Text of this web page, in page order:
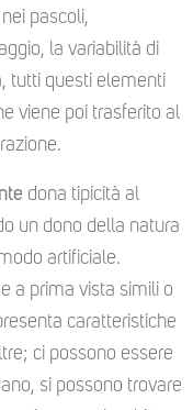
pascoli,
la variabilità di
tutti questi elementi
viene poi trasferito al
dona tipicità al
un dono della natura
artificiale.
a prima vista simili o
caratteristiche
ci possono essere
si possono trovare